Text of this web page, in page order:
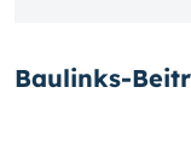
Baulinks-